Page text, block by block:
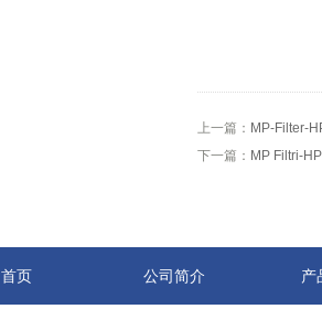
上一篇： MP-Filter-
下一篇： MP Filtri-
首页 公司简介 产